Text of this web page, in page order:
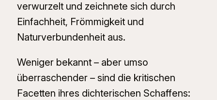
verwurzelt und zeichnete sich durch
Einfachheit, Frömmigkeit und
Naturverbundenheit aus.
Weniger bekannt – aber umso
überraschender – sind die kritischen
Facetten ihres dichterischen Schaffens: